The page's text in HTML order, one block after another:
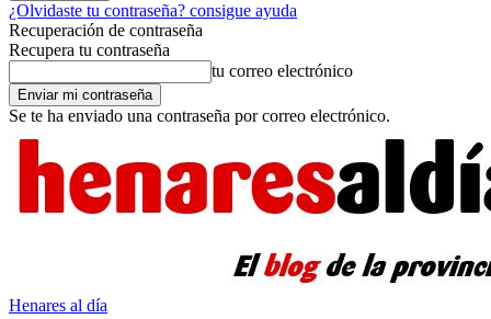
¿Olvidaste tu contraseña? consigue ayuda
Recuperación de contraseña
Recupera tu contraseña
tu correo electrónico
Se te ha enviado una contraseña por correo electrónico.
Henares al día